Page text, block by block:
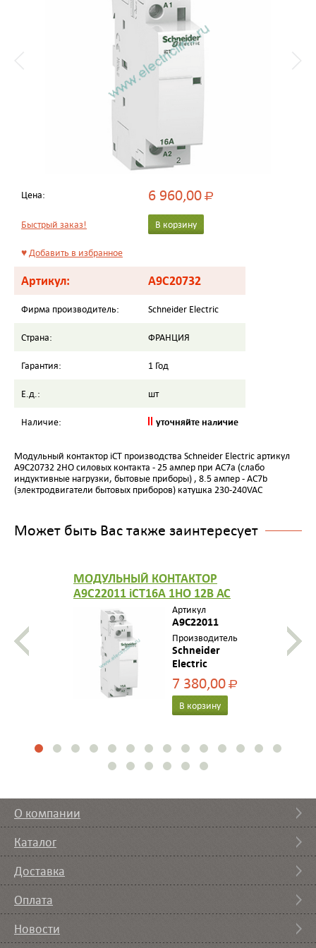
Цена: 6 960,00Р
Быстрый заказ! В корзину
♥Добавить в избранное
Артикул: A9C20732
Фирма производитель: Schneider Electric
Страна: ФРАНЦИЯ
Гарантия: 1 Год
Е.д.: шт
Наличие: уточняйте наличие
Модульный контактор iCT производства Schneider Electric артикул
A9C20732 2НО силовых контакта - 25 ампер при AC7a (слабо
индуктивные нагрузки, бытовые приборы) , 8.5 ампер - AC7b
(электродвигатели бытовых приборов) катушка 230-240VAC
Может быть Вас также заинтересует
МОДУЛЬНЫЙ КОНТАКТОР
A9C22011 iCT16A 1НО 12В АС
Артикул
A9C22011
Производитель
Schneider
Electric
7 380,00Р
В корзину
О компании
Каталог
Доставка
Оплата
Новости